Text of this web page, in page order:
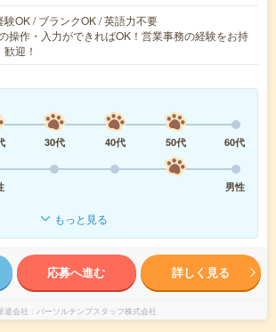
験OK / ブランクOK / 英語力不要
操作・入力ができればOK！営業事務の経験をお持
迎！
30代 40代 50代
60代
男性
もっと見る
応募へ進む 詳しく見る
遣会社 パーソルテンプスタッフ株式会社